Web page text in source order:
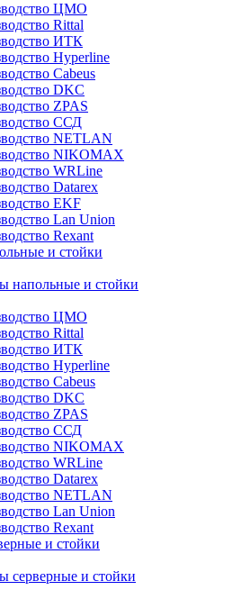
ЦМО
Rittal
ИТК
Hyperline
Cabeus
DKC
ZPAS
ССД
NETLAN
NIKOMAX
WRLine
Datarex
EKF
Lan Union
Rexant
и стойки
напольные и стойки
ЦМО
Rittal
ИТК
Hyperline
Cabeus
DKC
ZPAS
ССД
NIKOMAX
WRLine
Datarex
NETLAN
Lan Union
Rexant
и стойки
серверные и стойки